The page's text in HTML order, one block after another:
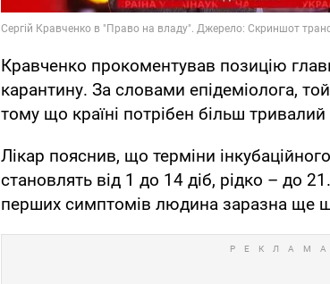
Кравченко прокоментував позицію
карантину. За словами епідеміолога,
тому що країні потрібен більш
Лікар пояснив, що терміни
становлять від 1 до 14 діб, рідко – до
перших симптомів людина заразна ще